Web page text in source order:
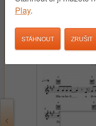
Play.
STÁHNOUT
3,90 €
<